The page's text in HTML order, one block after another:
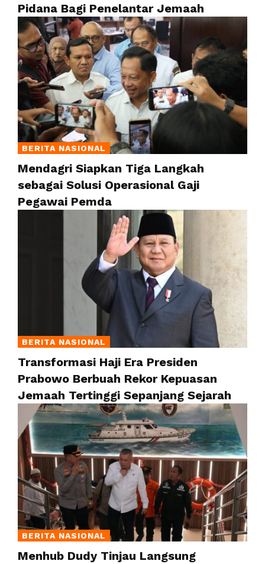
Pidana Bagi Penelantar Jemaah
BERITA NASIONAL
Mendagri Siapkan Tiga Langkah
sebagai Solusi Operasional Gaji
Pegawai Pemda
BERITA NASIONAL
Transformasi Haji Era Presiden
Prabowo Berbuah Rekor Kepuasan
Jemaah Tertinggi Sepanjang Sejarah
BERITA NASIONAL
Menhub Dudy Tinjau Langsung